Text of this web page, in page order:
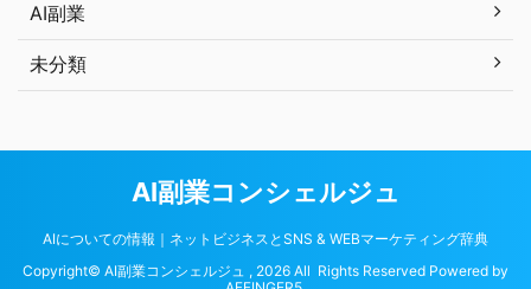
AI副業
未分類
AI副業コンシェルジュ
AIについての情報｜ネットビジネスとSNS & WEBマーケティング辞典
Copyright© AI副業コンシェルジュ , 2026 All Rights Reserved Powered by